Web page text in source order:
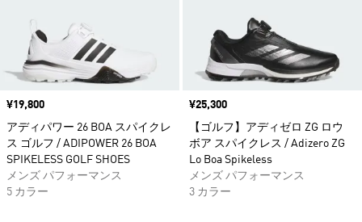
価格
¥19,800
アディパワー 26 BOA スパイクレ
ス ゴルフ / ADIPOWER 26 BOA
SPIKELESS GOLF SHOES
メンズ パフォーマンス
5 カラー
価格
¥25,300
【ゴルフ】アディゼロ ZG ロウ
ボア スパイクレス / Adizero ZG
Lo Boa Spikeless
メンズ パフォーマンス
3 カラー